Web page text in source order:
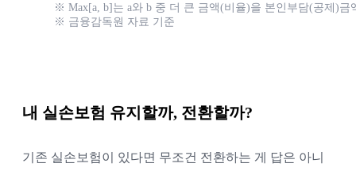
※ Max[a, b]는 a와 b 중 더 큰 금액(비율)을 본인부담(공제)금
※ 금융감독원 자료 기준
내 실손보험 유지할까, 전환할까?
기존 실손보험이 있다면 무조건 전환하는 게 답은 아니